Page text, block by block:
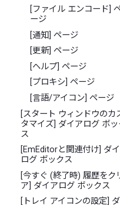
[ファイル エンコード]
ージ
[通知] ページ
[更新] ページ
[ヘルプ] ページ
[プロキシ] ページ
[言語/アイコン] ページ
[スタート ウィンドウのカ
タマイズ] ダイアログ ボッ
ス
[EmEditorと関連付け] ダ
ログ ボックス
[今すぐ (終了時) 履歴をク
ア] ダイアログ ボックス
[トレイ アイコンの設定]